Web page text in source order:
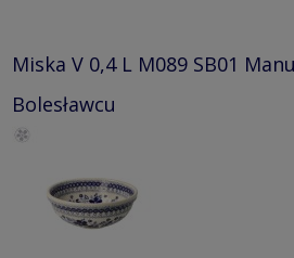
Miska V 0,4 L M089 SB01
Bolesławcu